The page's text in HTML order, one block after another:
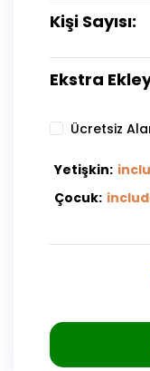
Kişi Sayısı:
Ekstra
Ücretsiz
Yetişkin:
Çocuk: